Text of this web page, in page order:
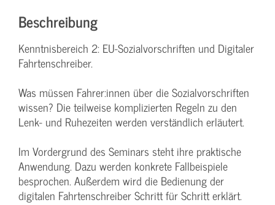
Beschreibung
Kenntnisbereich 2: EU-Sozialvorschriften und Digitaler
Fahrtenschreiber.
Was müssen Fahrer:innen über die Sozialvorschriften
wissen? Die teilweise komplizierten Regeln zu den
Lenk- und Ruhezeiten werden verständlich erläutert.
Im Vordergrund des Seminars steht ihre praktische
Anwendung. Dazu werden konkrete Fallbeispiele
besprochen. Außerdem wird die Bedienung der
digitalen Fahrtenschreiber Schritt für Schritt erklärt.